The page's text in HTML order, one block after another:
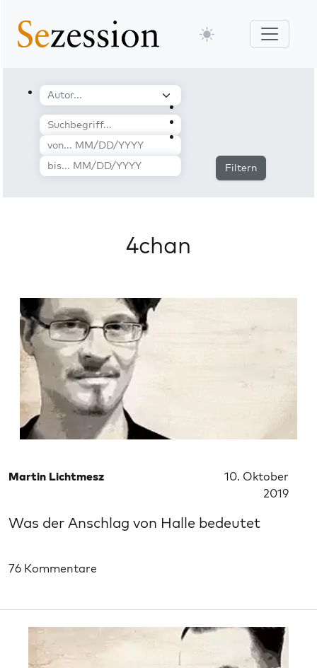
Filtern
4chan
Martin Lichtmesz
10. Oktober
2019
Was der Anschlag von Halle bedeutet
76 Kommentare